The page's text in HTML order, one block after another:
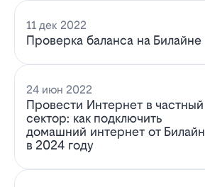
11 дек 2022
Проверка баланса на Билайне
24 июн 2022
Провести Интернет в частный
сектор: как подключить
домашний интернет от Билайн
в 2024 году